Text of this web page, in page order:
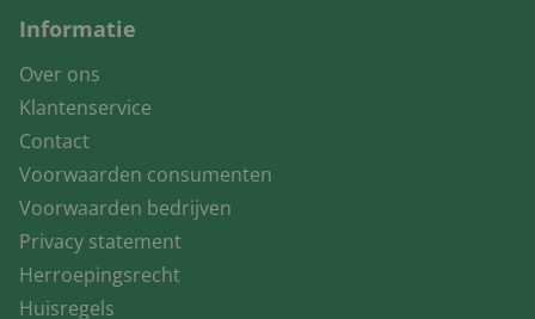
Informatie
Over ons
Klantenservice
Contact
Voorwaarden consumenten
Voorwaarden bedrijven
Privacy statement
Herroepingsrecht
Huisregels